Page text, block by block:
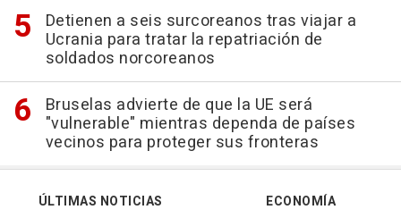
Detienen a seis surcoreanos tras viajar a
Ucrania para tratar la repatriación de
soldados norcoreanos
Bruselas advierte de que la UE será
"vulnerable" mientras dependa de países
vecinos para proteger sus fronteras
ÚLTIMAS NOTICIAS
ECONOMÍA